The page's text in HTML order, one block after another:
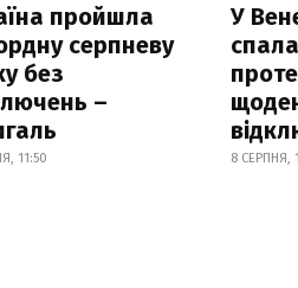
пройшла
серпневу
без
–
11:50
У
8 СЕРПНЯ,